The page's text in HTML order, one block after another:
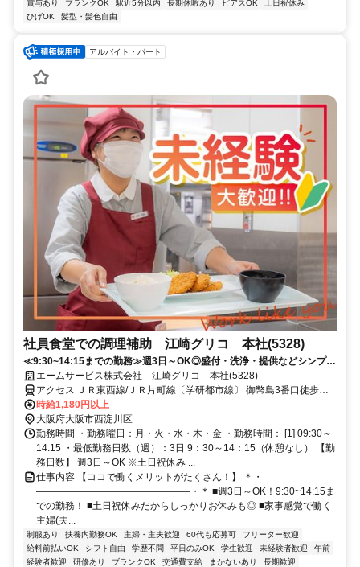
賞与あり
ブランクOK 駅近5分以内 長期休暇あり ピアスOK
土日祝休み
ひげOK
髪型・髪色自由
アルバイト・パート
社員食堂での調理補助 江崎グリコ 本社(5328)
≪9:30~14:15までの勤務≫週3日～OK◎盛付・洗浄・提供などシンプル
作業が中心♪主婦(夫)さん活躍中！
エームサービス株式会社 江崎グリコ 本社(5328)
アクセス ＪＲ東西線/ＪＲ片町線〔学研都市線〕 御幣島3番口徒歩約
15分、ＪＲ東海道本線 塚本西口徒歩約15分、ＪＲ東西線/ＪＲ片町線
〔学研都市線〕 加島出口1徒歩約15分 ※住所から自動設定している
ため、MAPの位置がずれている場合がございます
時給1,180円以上
大阪府大阪市西淀川区
勤務時間 ・勤務曜日：月・火・水・木・金 ・勤務時間： [1] 09:30～
14:15 ・最低勤務日数（週）：3日 9：30～14：15（休憩なし） 【勤
務日数】 週3日～OK ※土日祝休み ...
仕事内容 【ココで働くメリットがたくさん！】 ＊・
――――――――――――――――・＊ ■週3日～OK！9:30~14:15ま
での勤務！ ■土日祝休みだからしっかりお休みも◎ ■家事感覚で働く
主婦(夫...
制服あり 扶養内勤務OK 主婦・主夫歓迎 60代も応募可
フリーター歓迎
給料前払いOK
シフト自由 学歴不問 平日のみOK 学生歓迎 未経験者歓迎
午前
経験者歓迎
研修あり ブランクOK 交通費支給 まかないあり
長期歓迎